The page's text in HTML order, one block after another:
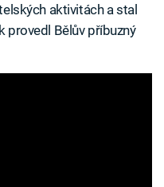
aktivitách a stal
provedl Bělův příbuzný